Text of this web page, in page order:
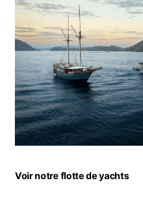
Voir notre flotte de yachts